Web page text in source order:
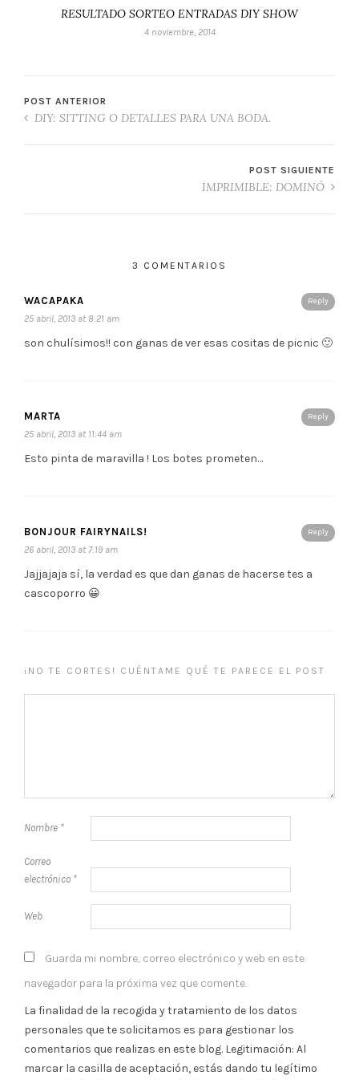
RESULTADO SORTEO ENTRADAS DIY SHOW
4 noviembre, 2014
POST ANTERIOR
DIY: SITTING O DETALLES PARA UNA BODA.
POST SIGUIENTE
IMPRIMIBLE: DOMINÓ
3 COMENTARIOS
Reply
WACAPAKA
25 abril, 2013 at 8:21 am
son chulísimos!! con ganas de ver esas cositas de picnic 🙂
Reply
MARTA
25 abril, 2013 at 11:44 am
Esto pinta de maravilla ! Los botes prometen…
Reply
BONJOUR FAIRYNAILS!
26 abril, 2013 at 7:19 am
Jajjajaja sí, la verdad es que dan ganas de hacerse tes a
cascoporro 😀
¡NO TE CORTES! CUÉNTAME QUÉ TE PARECE EL POST
Nombre *
Correo
electrónico *
Web
Guarda mi nombre, correo electrónico y web en este
navegador para la próxima vez que comente.
La finalidad de la recogida y tratamiento de los datos
personales que te solicitamos es para gestionar los
comentarios que realizas en este blog. Legitimación: Al
marcar la casilla de aceptación, estás dando tu legítimo